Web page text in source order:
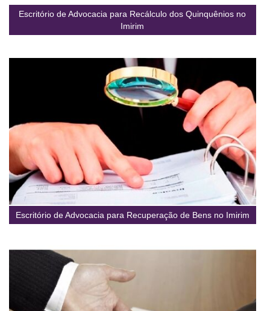
Escritório de Advocacia para Recálculo dos Quinquênios no
Imirim
Escritório de Advocacia para Recuperação de Bens no Imirim